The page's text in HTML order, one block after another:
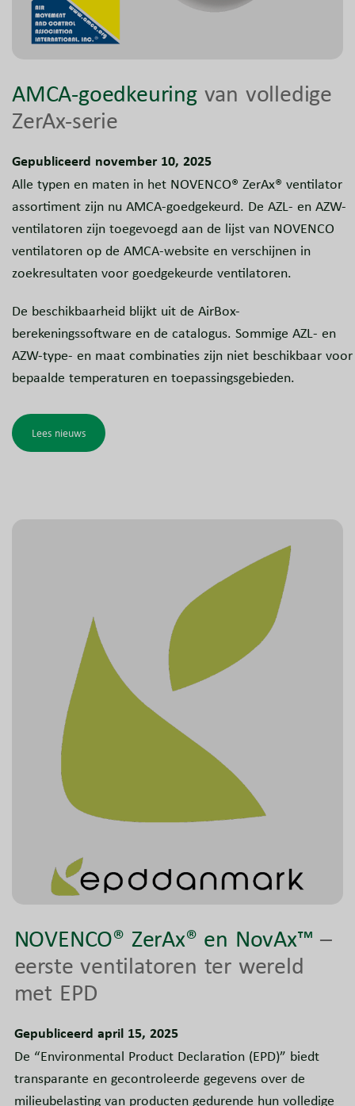
AMCA-goedkeuring van volledige
ZerAx-serie
Gepubliceerd november 10, 2025
Alle typen en maten in het NOVENCO® ZerAx® ventilator
assortiment zijn nu AMCA-goedgekeurd. De AZL- en AZW-
ventilatoren zijn toegevoegd aan de lijst van NOVENCO
ventilatoren op de AMCA-website en verschijnen in
zoekresultaten voor goedgekeurde ventilatoren.
De beschikbaarheid blijkt uit de AirBox-
berekeningssoftware en de catalogus. Sommige AZL- en
AZW-type- en maat combinaties zijn niet beschikbaar voor
bepaalde temperaturen en toepassingsgebieden.
Lees nieuws
NOVENCO® ZerAx® en NovAx™ –
eerste ventilatoren ter wereld
met EPD
Gepubliceerd april 15, 2025
De “Environmental Product Declaration (EPD)” biedt
transparante en gecontroleerde gegevens over de
milieubelasting van producten gedurende hun volledige